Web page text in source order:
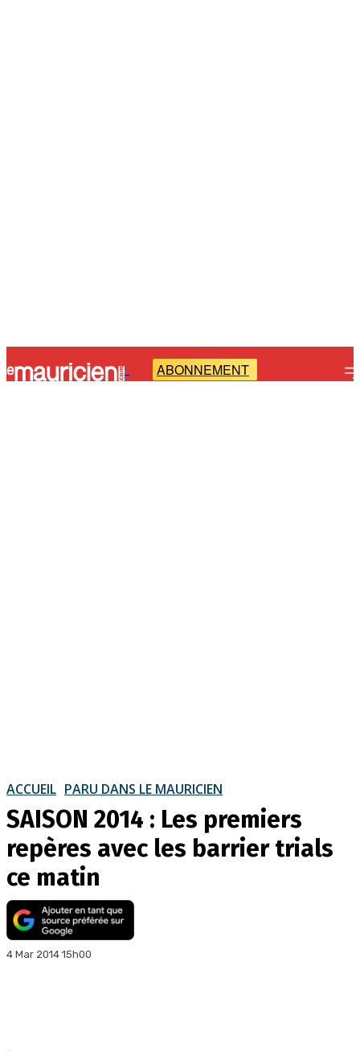
- ABONNEMENT
ACCUEIL PARU DANS LE MAURICIEN
SAISON 2014 : Les premiers
repères avec les barrier trials
ce matin
4 Mar 2014 15h00